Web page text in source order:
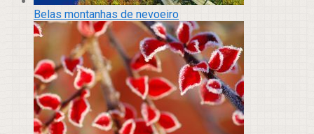
Belas montanhas de nevoeiro